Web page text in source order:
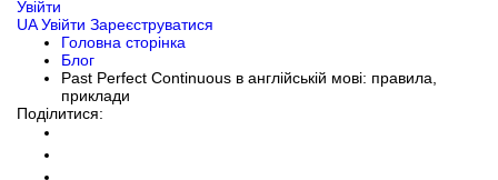
Увійти
UA Увійти Зареєструватися
Головна сторінка
Блог
Past Perfect Continuous в англійській мові: правила,
приклади
Поділитися: